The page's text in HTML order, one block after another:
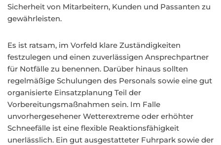
Sicherheit von Mitarbeitern, Kunden und Passanten zu
gewährleisten.
Es ist ratsam, im Vorfeld klare Zuständigkeiten
festzulegen und einen zuverlässigen Ansprechpartner
für Notfälle zu benennen. Darüber hinaus sollten
regelmäßige Schulungen des Personals sowie eine gut
organisierte Einsatzplanung Teil der
Vorbereitungsmaßnahmen sein. Im Falle
unvorhergesehener Wetterextreme oder erhöhter
Schneefälle ist eine flexible Reaktionsfähigkeit
unerlässlich. Ein gut ausgestatteter Fuhrpark sowie der